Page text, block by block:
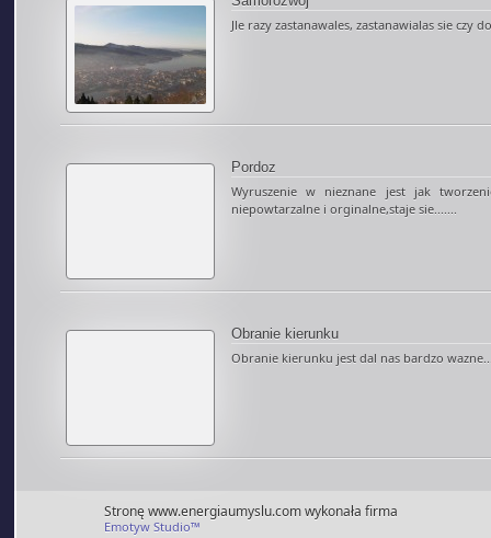
Jle razy zastanawales, zastanawialas sie czy
Pordoz
Wyruszenie w nieznane jest jak
niepowtarzalne i orginalne,staje sie.......
Obranie kierunku
Obranie kierunku jest dal nas bardzo
Stronę www.energiaumyslu.com wykonała firma
Emotyw Studio™